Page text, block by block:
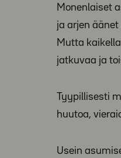
Monenlaiset
ja arjen
Mutta
jatkuvaa ja
Tyypillisesti
huutoa,
Usein